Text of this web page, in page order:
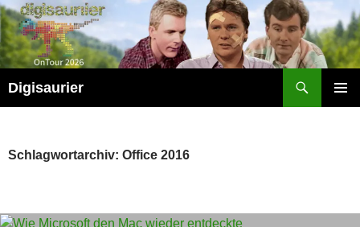
Zum
Inhalt
springen
Digisaurier
Schlagwortarchiv: Office 2016